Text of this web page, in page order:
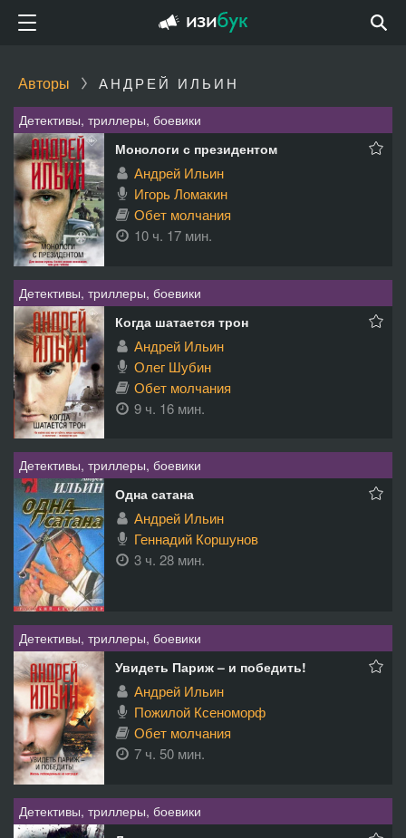
Авторы АНДРЕЙ ИЛЬИН
Детективы, триллеры, боевики
Монологи с президентом
Андрей Ильин
Игорь Ломакин
Обет молчания
10 ч. 17 мин.
Детективы, триллеры, боевики
Когда шатается трон
Андрей Ильин
Олег Шубин
Обет молчания
9 ч. 16 мин.
Детективы, триллеры, боевики
Одна сатана
Андрей Ильин
Геннадий Коршунов
3 ч. 28 мин.
Детективы, триллеры, боевики
Увидеть Париж – и победить!
Андрей Ильин
Пожилой Ксеноморф
Обет молчания
7 ч. 50 мин.
Детективы, триллеры, боевики